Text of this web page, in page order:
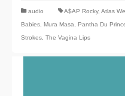
audio A$AP Rocky, Atlas
Babies Mura Masa Pantha Du
Strokes The Vagina Lips